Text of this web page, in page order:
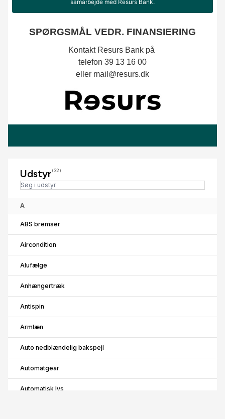
Udstyr(32)
A
ABS bremser
Aircondition
Alufælge
Anhængertræk
Antispin
Armlæn
Auto nedblændelig bakspejl
Automatgear
Automatisk lys